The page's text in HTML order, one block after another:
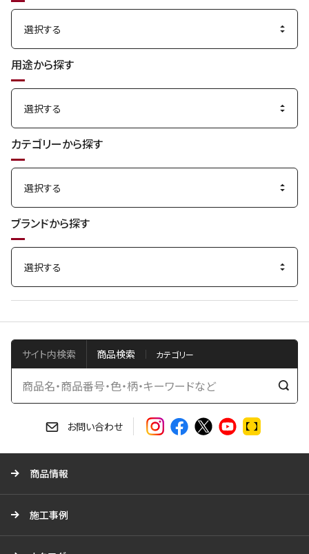
用途から探す
カテゴリーから探す
ブランドから探す
サイト内検索 商品検索
検
お問い合わせ
商品情報
施工事例